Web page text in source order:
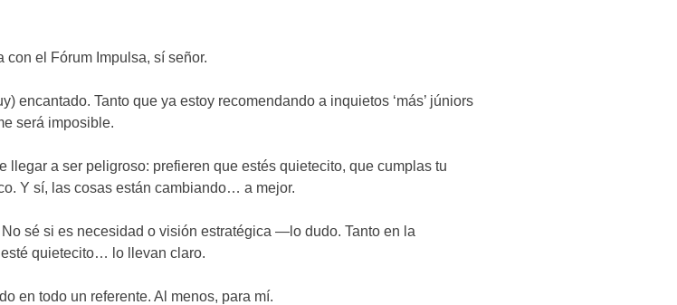
el Fórum Impulsa, sí señor.
encantado. Tanto que ya estoy recomendando a inquietos ‘más’ júniors
será imposible.
llegar a ser peligroso: prefieren que estés quietecito, que cumplas tu
Y sí, las cosas están cambiando… a mejor.
sé si es necesidad o visión estratégica —lo dudo. Tanto en la
quietecito… lo llevan claro.
en todo un referente. Al menos, para mí.